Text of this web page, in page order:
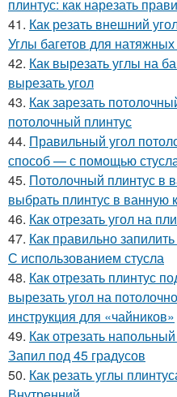
плинтус: как нарезать
41. Как резать внешний
Углы багетов для натяжных
42. Как вырезать углы на
вырезать угол
43. Как зарезать
потолочный плинтус
44. Правильный угол
способ — с помощью
45. Потолочный плинтус в
выбрать плинтус в ванную
46. Как отрезать угол на
47. Как правильно
С использованием стусла
48. Как отрезать плинтус
вырезать угол на
инструкция для «чайников»
49. Как отрезать
Запил под 45 градусов
50. Как резать углы